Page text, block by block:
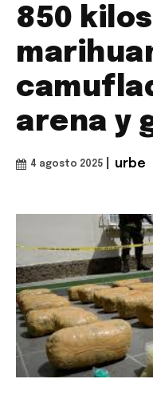
850
arena y
4 agosto 2025 urbe